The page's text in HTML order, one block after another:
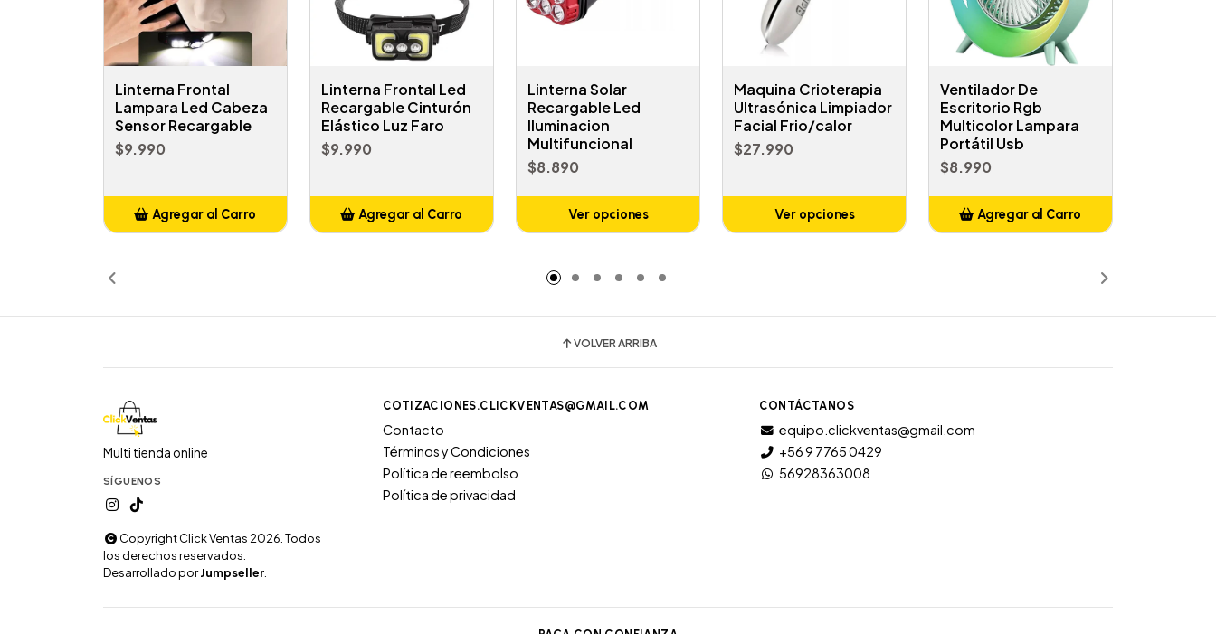
Linterna Frontal
Lampara Led Cabeza
Sensor Recargable
$9.990
Agregar al Carro
Linterna Frontal Led
Recargable Cinturón
Elástico Luz Faro
$9.990
Agregar al Carro
Linterna Solar
Recargable Led
Iluminacion
Multifuncional
$8.890
Ver opciones
Maquina Crioterapia
Ultrasónica Limpiador
Facial Frio/calor
$27.990
Ver opciones
Ventilador De
Escritorio Rgb
Multicolor Lampara
Portátil Usb
$8.990
Agregar al Carro
VOLVER ARRIBA
Multi tienda online
SÍGUENOS
Copyright Click Ventas 2026. Todos
los derechos reservados.
Desarrollado porJumpseller.
COTIZACIONES.CLICKVENTAS@GMAIL.COM
Contacto
Términos y Condiciones
Política de reembolso
Política de privacidad
CONTÁCTANOS
equipo.clickventas@gmail.com
+56 9 7765 0429
56928363008